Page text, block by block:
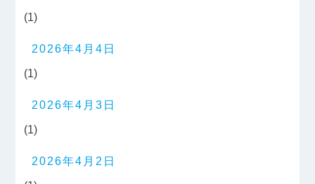
(1)
2026年4月4日
(1)
2026年4月3日
(1)
2026年4月2日